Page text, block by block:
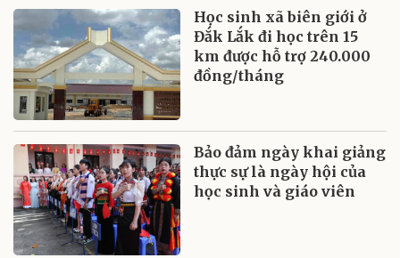
Học sinh xã biên giới ở
Đắk Lắk đi học trên 15
km được hỗ trợ 240.000
đồng/tháng
Bảo đảm ngày khai giảng
thực sự là ngày hội của
học sinh và giáo viên